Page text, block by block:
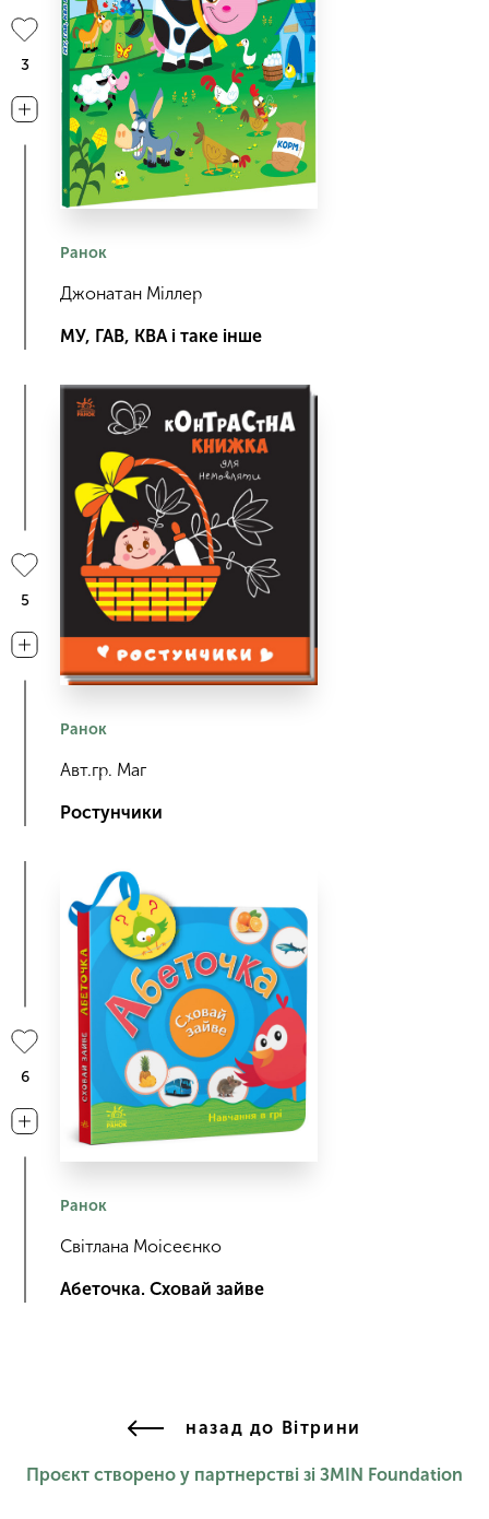
Ранок
Джонатан Міллер
МУ, ГАВ, КВА і таке інше
3
Ранок
Авт.гр. Маг
Ростунчики
5
Ранок
Світлана Моісеєнко
Абеточка. Сховай зайве
6
назад до Вітрини
Проєкт створено у партнерстві зі ЗМІN Foundation